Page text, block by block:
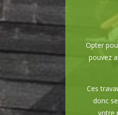
Opter
pouvez
Ces
donc
votre